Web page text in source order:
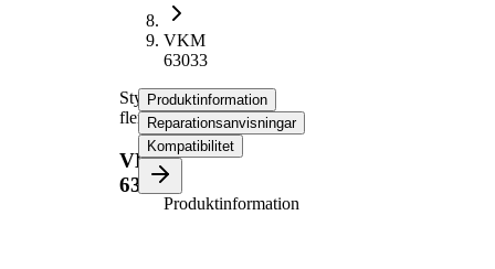
VKM
63033
Styrrulle,
flerspårsrem
VKM
63033
Produktinformation
Reparationsanvisningar
Kompatibilitet
Produktinformation